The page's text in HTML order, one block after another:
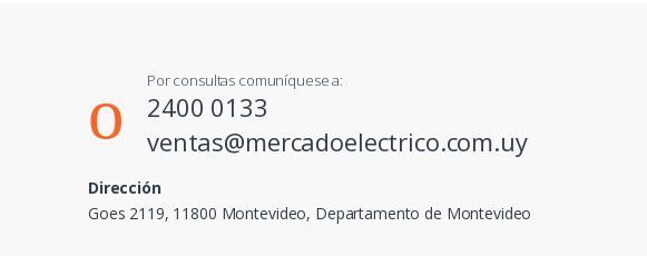
Por consultas comuníquese a:
2400 0133
ventas@mercadoelectrico.com.uy
Dirección
Goes 2119, 11800 Montevideo, Departamento de Montevideo